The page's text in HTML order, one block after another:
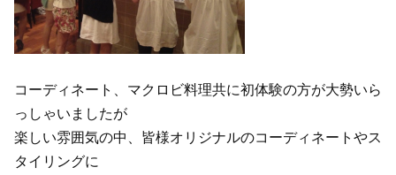
コーディネート、マクロビ料理共に初体験の方が大勢いら
っしゃいましたが
楽しい雰囲気の中、 皆様オリジナルのコーディネートやス
タイリングに